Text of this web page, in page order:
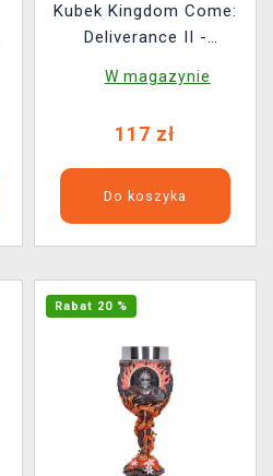
Kubek Kingdom Come:
Deliverance II -
W magazynie
117 zł
Do koszyka
Rabat 20 %